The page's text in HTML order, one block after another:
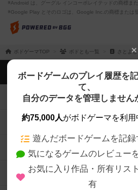
※Android は、グーグル インコーポレイテッドの商標また
※Google Play とそのロゴは、Google Inc.の商標または
ボドゲーマTOP ボドとも一覧 さとよ
ボードゲームのプレイ履歴を
て、
自分のデータを管理しません
約75,000人がボドゲーマを利用
遊んだボードゲームを記録
気になるゲームのレビュー
お気に入り作品・所有リス
有
ボドゲーマTOP
ボードゲームを検索する
ボードゲームの新着レビュー
ボードゲーム会情報
メカニクス特集